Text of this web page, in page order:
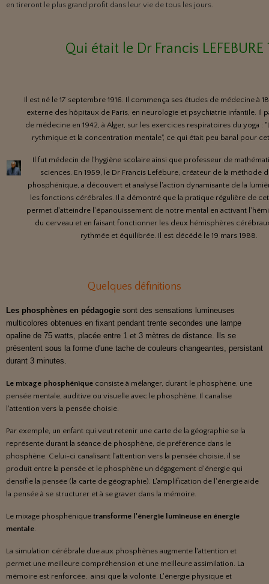
en tireront le plus grand profit dans leur vie de tous les jours.
Qui était le Dr Francis LEFEBURE
Il est né le 17 septembre 1916. Il commença ses études de médecine à
externe des hôpitaux de Paris, en neurologie et psychiatrie infantile. Il
de médecine en 1942, à Alger, sur les exercices respiratoires du yoga :
rythmique et la concentration mentale", ce qui était peu banal pour
Il fut médecin de l'hygiène scolaire ainsi que professeur de
sciences. En 1959, le Dr Francis Lefébure, créateur de la méthode
phosphénique, a découvert et analysé l'action dynamisante de la
les fonctions cérébrales. Il a démontré que la pratique régulière de
permet d'atteindre l'épanouissement de notre mental en activant
du cerveau et en faisant fonctionner les deux hémisphères
rythmée et équilibrée. Il est décédé le 19 mars 1988.
Quelques définitions
Les phosphènes en pédagogie sont des sensations lumineuses
multicolores obtenues en fixant pendant trente secondes une lampe
opaline de 75 watts, placée entre 1 et 3 mètres de distance. Ils se
présentent sous la forme d'une tache de couleurs changeantes, persistant
durant 3 minutes.
Le mixage phosphénique consiste à mélanger, durant le phosphène, une
pensée mentale, auditive ou visuelle avec le phosphène. Il canalise
l'attention vers la pensée choisie.
Par exemple, un enfant qui veut retenir une carte de la géographie se la
représente durant la séance de phosphène, de préférence dans le
phosphène. Celui-ci canalisant l'attention vers la pensée choisie, il se
produit entre la pensée et le phosphène un dégagement d'énergie qui
densifie la pensée (la carte de géographie). L'amplification de l'énergie aide
la pensée à se structurer et à se graver dans la mémoire.
Le mixage phosphénique transforme l'énergie lumineuse en énergie
mentale.
La simulation cérébrale due aux phosphènes augmente l'attention et
permet une meilleure compréhension et une meilleure assimilation. La
mémoire est renforcée, ainsi que la volonté. L'énergie physique et